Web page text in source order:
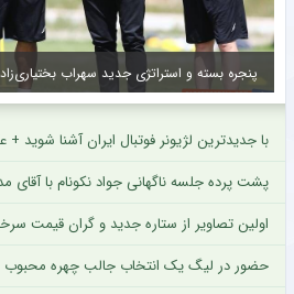
پیراهن رامین رضاییان در استقلال گم شد +
با جدیدترین لژیونر فوتبال ایران آشنا شوید
پشت پرده جلسه ناگهانی جواد نکونام با
اولین تصاویر از ستاره جدید و گران قیمت
حضور در لیگ یک انتخاب جالب چهره